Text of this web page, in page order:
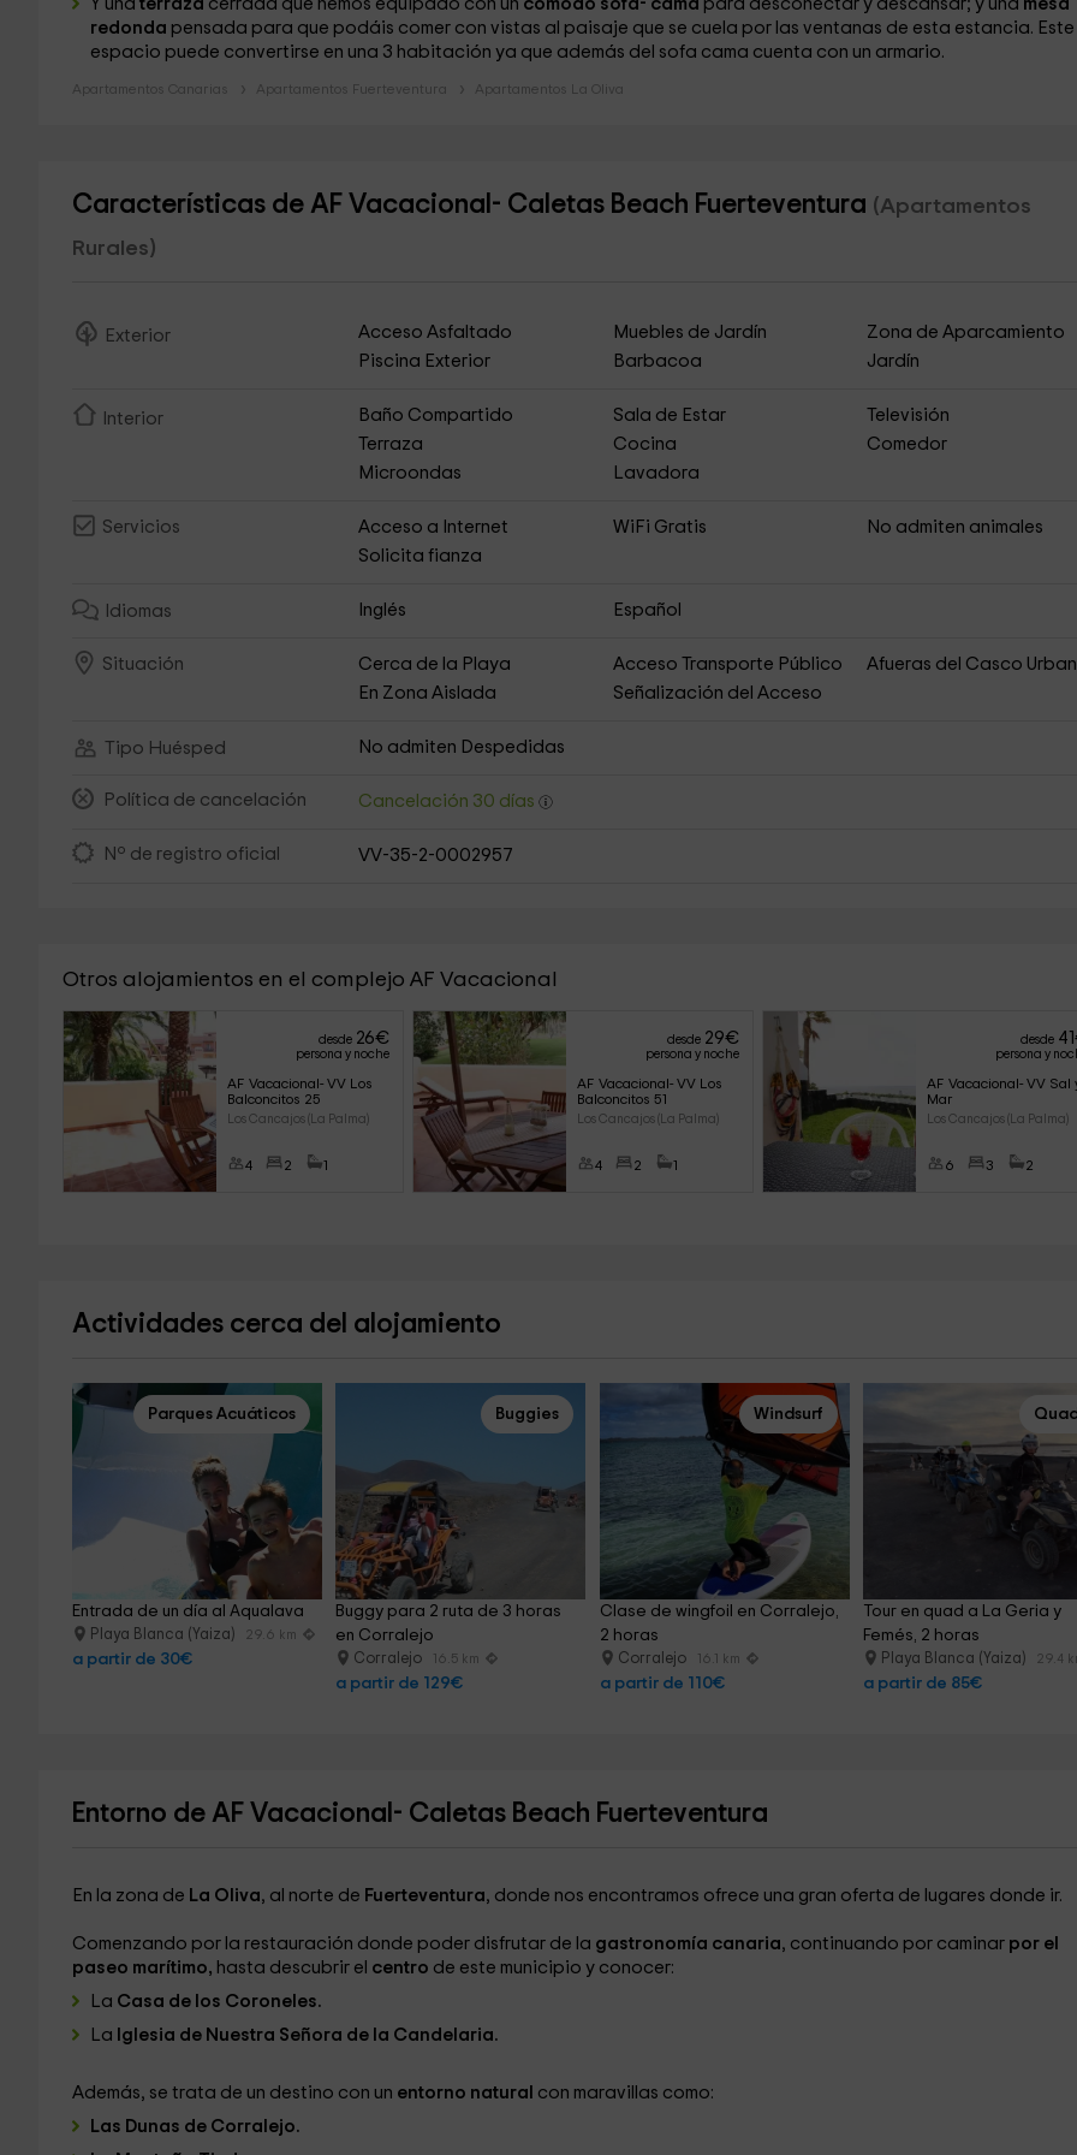
Y una terraza cerrada que hemos equipado con un comodo sofá- cama para desconectar y descansar; y una mesa
redonda pensada para que podáis comer con vistas al paisaje que se cuela por las ventanas de esta estancia. Este
espacio puede convertirse en una 3 habitación ya que además del sofa cama cuenta con un armario.
Apartamentos Canarias Apartamentos Fuerteventura Apartamentos La Oliva
Características de AF Vacacional- Caletas Beach Fuerteventura (Apartamentos
Rurales)
Exterior Acceso Asfaltado Muebles de Jardín
Zona de Aparcamiento
Piscina Exterior
Barbacoa Jardín
Interior Baño Compartido Sala de Estar
Televisión
Terraza
Cocina
Comedor
Microondas
Lavadora
Servicios Acceso a Internet WiFi Gratis
No admiten animales
Solicita fianza
Idiomas Inglés Español
Situación Cerca de la Playa Acceso Transporte Público
Afueras del Casco
En Zona Aislada
Señalización del Acceso
Tipo Huésped No admiten Despedidas
Política de cancelación Cancelación 30 días
Nº de registro oficial VV-35-2-0002957
Otros alojamientos en el complejo AF Vacacional
desde 26€
persona y noche
AF Vacacional- VV Los
Balconcitos 25
Los Cancajos (La Palma)
4 2 1
desde 29€
persona y noche
AF Vacacional- VV Los
Balconcitos 51
Los Cancajos (La Palma)
4 2 1
desde 41
persona y
AF Vacacional- VV Sal
Mar
Los Cancajos (La Palma)
6 3 2
Actividades cerca del alojamiento
Parques Acuáticos
Entrada de un día al Aqualava
Playa Blanca (Yaiza) 29.6 km
a partir de 30€
Buggies
Buggy para 2 ruta de 3 horas
en Corralejo
Corralejo 16.5 km
a partir de 129€
Windsurf
Clase de wingfoil en Corralejo,
2 horas
Corralejo 16.1 km
a partir de 110€
Tour en quad a La Geria y
Femés, 2 horas
Playa Blanca (Yaiza) 29.4
a partir de 85€
Entorno de AF Vacacional- Caletas Beach Fuerteventura
En la zona de La Oliva, al norte de Fuerteventura, donde nos encontramos ofrece una gran oferta de lugares donde ir.
Comenzando por la restauración donde poder disfrutar de la gastronomía canaria, continuando por caminarpor el
paseo marítimo, hasta descubrir el centro de este municipio y conocer:
La Casa de los Coroneles.
La Iglesia de Nuestra Señora de la Candelaria.
Además, se trata de un destino con un entorno natural con maravillas como:
Las Dunas de Corralejo.